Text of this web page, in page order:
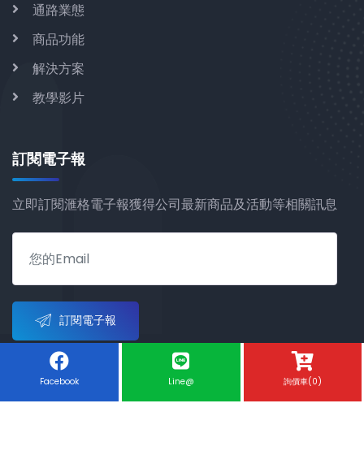
通路業態
商品功能
解決方案
教學影片
訂閱電子報
立即訂閱滙格電子報獲得公司最新商品及活動等相關訊息
訂閱電子報
Facebook Line@ 詢價車(0)